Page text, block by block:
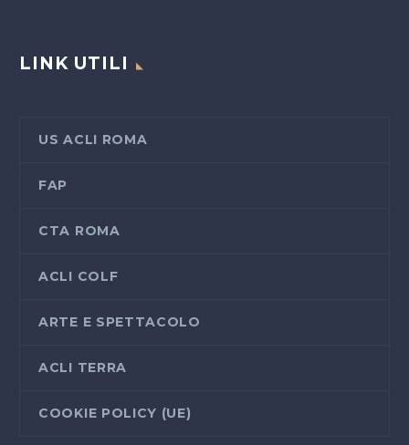
LINK UTILI
US ACLI ROMA
FAP
CTA ROMA
ACLI COLF
ARTE E SPETTACOLO
ACLI TERRA
COOKIE POLICY (UE)